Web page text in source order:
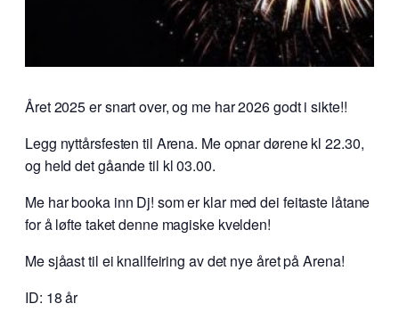
Året 2025 er snart over, og me har 2026 godt i sikte!!
Legg nyttårsfesten til Arena. Me opnar dørene kl 22.30,
og held det gåande til kl 03.00.
Me har booka inn Dj! som er klar med dei feitaste låtane
for å løfte taket denne magiske kvelden!
Me sjåast til ei knallfeiring av det nye året på Arena!
ID: 18 år